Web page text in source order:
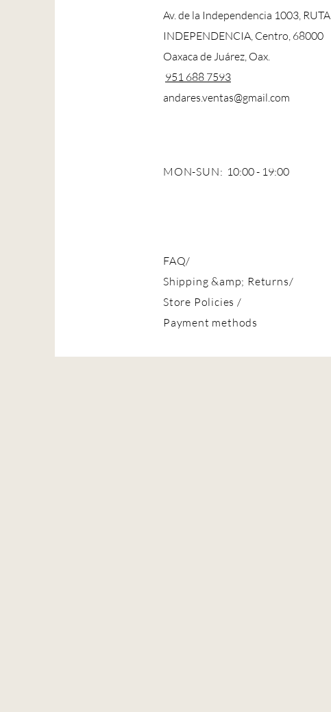
Av. de la Independencia 1003, RUTA
INDEPENDENCIA, Centro, 68000
Oaxaca de Juárez, Oax.
951 688 7593
andares.ventas@gmail.com
MON-SUN: 10:00 - 19:00
FAQ/
Shipping &amp; Returns/
Store Policies/
Payment methods